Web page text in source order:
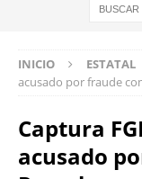
INICIO ESTATAL
acusado por fraude
Captura
acusado